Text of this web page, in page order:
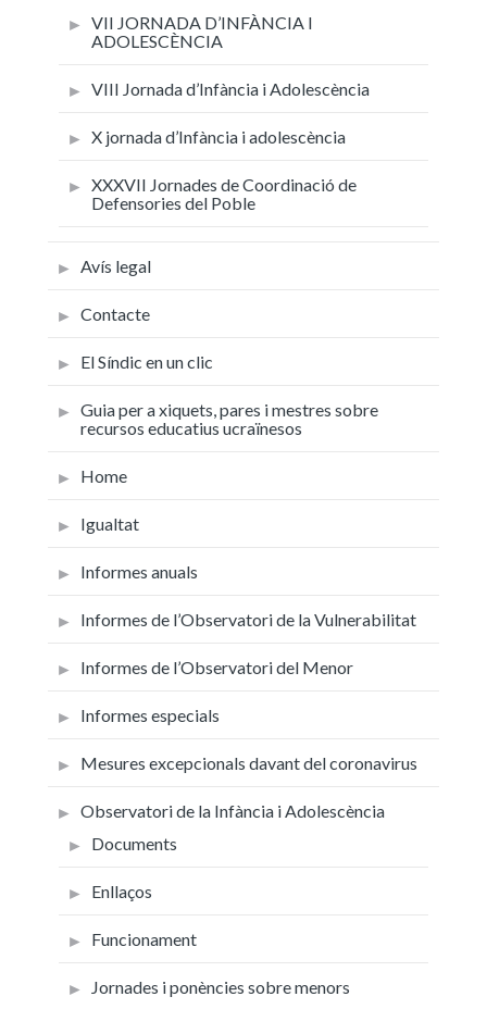
VII JORNADA D’INFÀNCIA I
ADOLESCÈNCIA
VIII Jornada d’Infància i Adolescència
X jornada d’Infància i adolescència
XXXVII Jornades de Coordinació de
Defensories del Poble
Avís legal
Contacte
El Síndic en un clic
Guia per a xiquets, pares i mestres sobre
recursos educatius ucraïnesos
Home
Igualtat
Informes anuals
Informes de l’Observatori de la Vulnerabilitat
Informes de l’Observatori del Menor
Informes especials
Mesures excepcionals davant del coronavirus
Observatori de la Infància i Adolescència
Documents
Enllaços
Funcionament
Jornades i ponències sobre menors